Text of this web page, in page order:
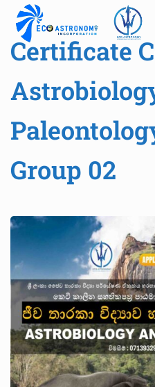
Certificate
Group 02